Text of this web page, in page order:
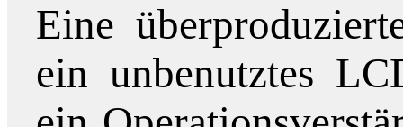
Eine
ein unbenutztes